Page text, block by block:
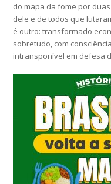
do mapa da fome por
dele e de todos que
é outro: transformado
sobretudo, com
intransponível em defesa